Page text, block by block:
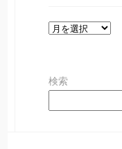
ア
イ
検索